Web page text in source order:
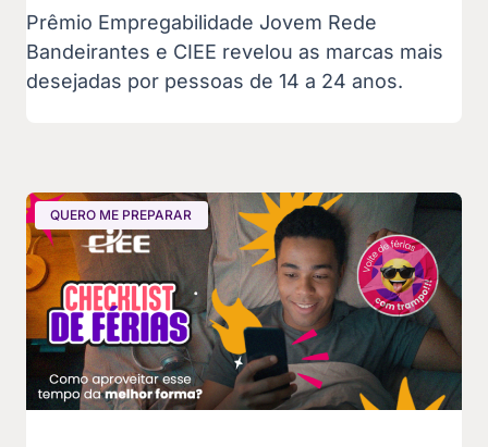
Prêmio Empregabilidade Jovem Rede
Bandeirantes e CIEE revelou as marcas mais
desejadas por pessoas de 14 a 24 anos.
QUERO ME PREPARAR